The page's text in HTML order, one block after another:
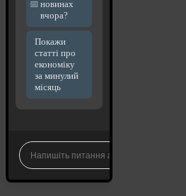
новинах
вчора?
Покажи
статті про
економіку
за минулий
місяць